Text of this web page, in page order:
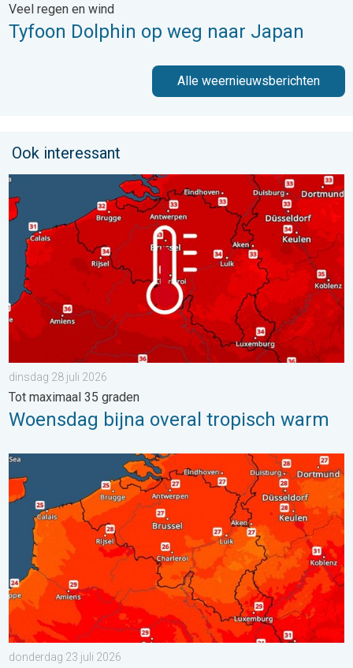
Veel regen en wind
Tyfoon Dolphin op weg naar Japan
Alle weernieuwsberichten
Ook interessant
Woensdag bijna overal tropisch warm. Tot maximaal 35
dinsdag 28 juli 2026
Tot maximaal 35 graden
Woensdag bijna overal tropisch warm
Zaterdag warmste dag van de week. Bijna overal zomers
donderdag 23 juli 2026